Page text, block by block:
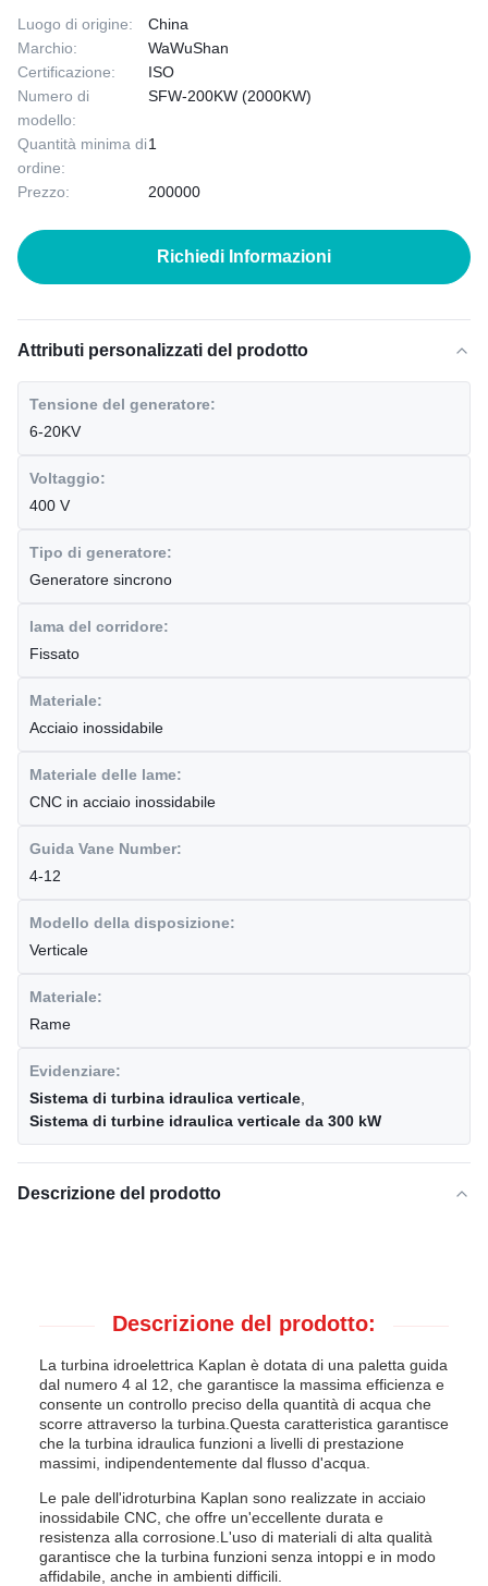
Luogo di origine:
China
Marchio:
WaWuShan
Certificazione:
ISO
Numero di
modello:
SFW-200KW (2000KW)
Quantità minima di
ordine:
1
Prezzo: 200000
Richiedi Informazioni
Attributi personalizzati del prodotto
Tensione del generatore:
6-20KV
Voltaggio:
400 V
Tipo di generatore:
Generatore sincrono
lama del corridore:
Fissato
Materiale:
Acciaio inossidabile
Materiale delle lame:
CNC in acciaio inossidabile
Guida Vane Number:
4-12
Modello della disposizione:
Verticale
Materiale:
Rame
Evidenziare:
Sistema di turbina idraulica verticale
Sistema di turbine idraulica verticale da 300 kW
Descrizione del prodotto
Descrizione del prodotto:
La turbina idroelettrica Kaplan è dotata di una paletta guida
dal numero 4 al 12, che garantisce la massima efficienza e
consente un controllo preciso della quantità di acqua che
scorre attraverso la turbina.Questa caratteristica garantisce
che la turbina idraulica funzioni a livelli di prestazione
massimi, indipendentemente dal flusso d'acqua.
Le pale dell'idroturbina Kaplan sono realizzate in acciaio
inossidabile CNC, che offre un'eccellente durata e
resistenza alla corrosione.L'uso di materiali di alta qualità
garantisce che la turbina funzioni senza intoppi e in modo
affidabile, anche in ambienti difficili.